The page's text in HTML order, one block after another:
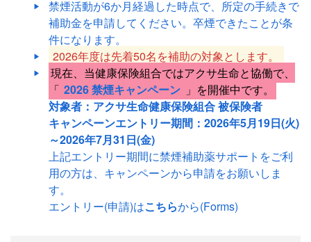
禁煙活動が6か月経過した時点で、所定の手続きで
補助金を申請してください。卒煙できたことが条
件になります。
2026年度は先着50名を補助の対象とします。
現在、当健康保険組合ではアクサ生命と協働で、
「 2026 禁煙キャンペーン 」を開催中です。
対象者：アクサ生命健康保険組合 被保険者
キャンペーンエントリー期間：2026年5月19日(火)
～2026年7月31日(金)
上記エントリー期間に禁煙補助薬サポートをご利
用の方は、キャンペーンから申請をお願いしま
す。
エントリー(申請)はこちらから(Forms)